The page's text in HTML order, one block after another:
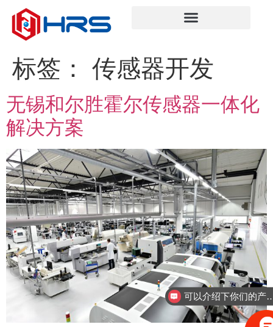
标签： 传感器开发
无锡和尔胜霍尔传感器一体化
解决方案
可以介绍下你